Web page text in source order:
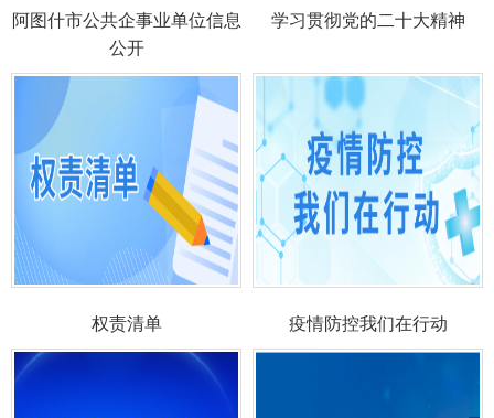
阿图什市公共企事业单位信息
公开
学习贯彻党的二十大精神
权责清单 疫情防控我们在行动